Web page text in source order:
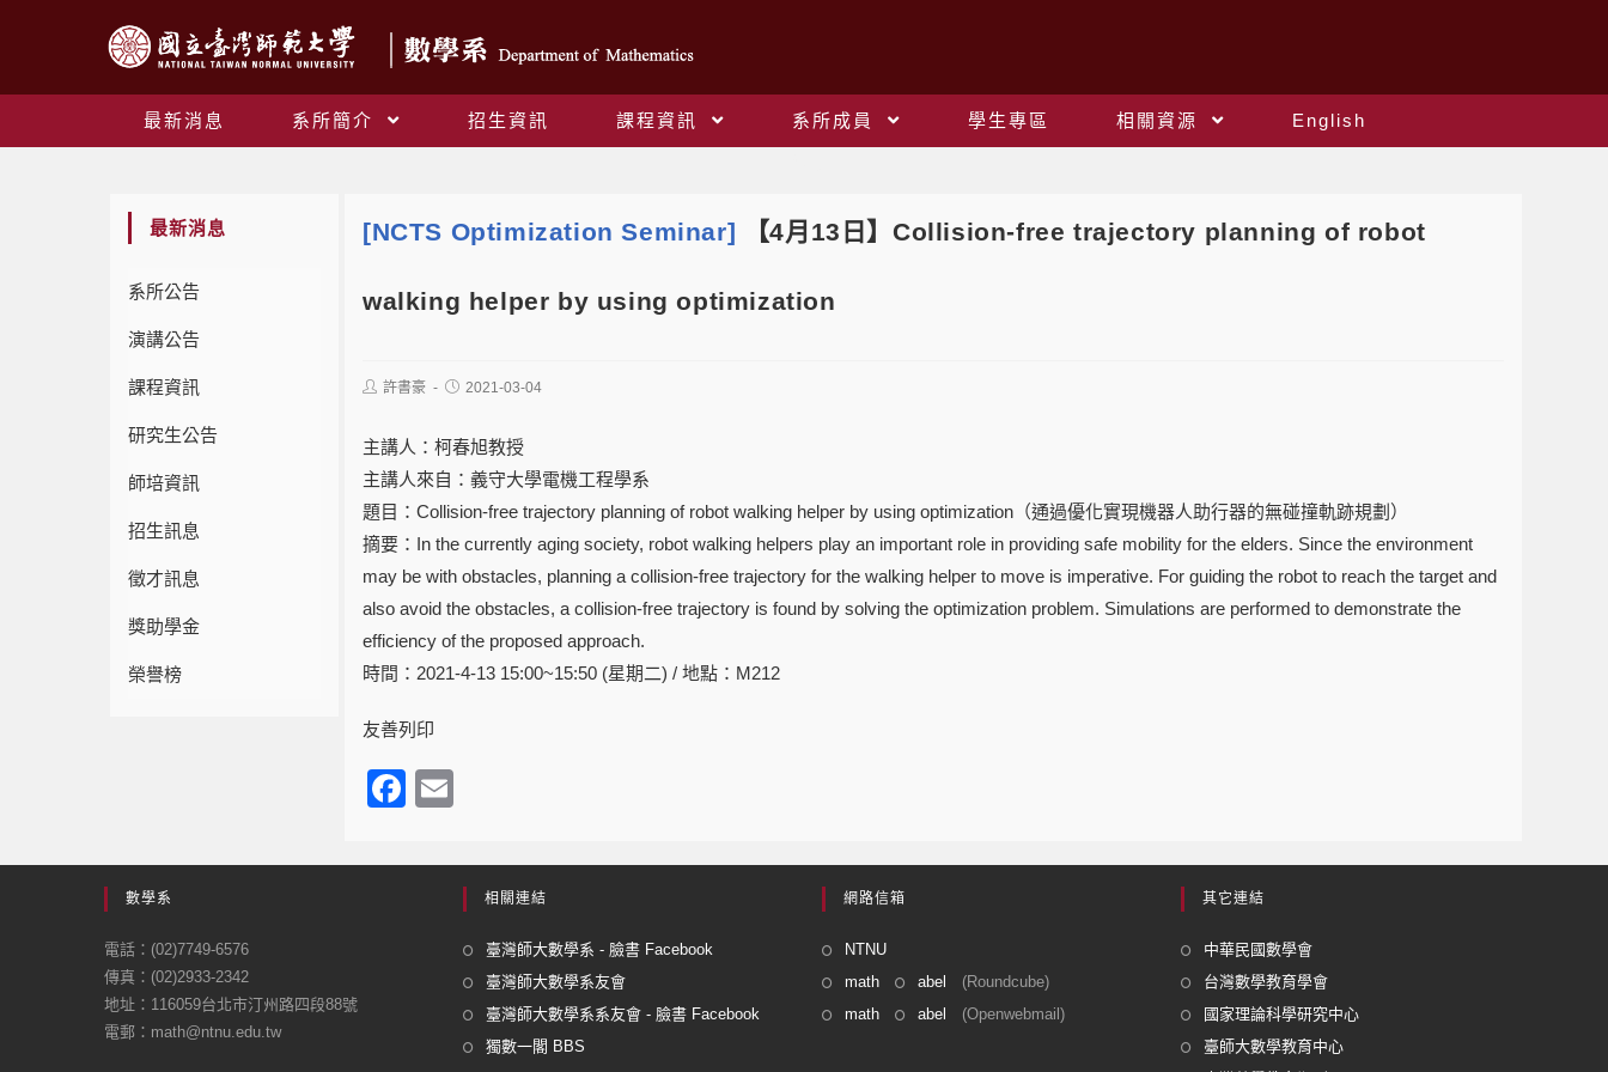
最新消息 系所簡介 招生資訊 課程資訊 系所成員 學生專區 相關資源
English
最新消息
系所公告
演講公告
課程資訊
研究生公告
師培資訊
招生訊息
徵才訊息
獎助學金
榮譽榜
[NCTS Optimization Seminar] 【4月13日】Collision-free trajectory planning of robot
walking helper by using optimization
許書豪 2021-03-04
主講人：柯春旭教授
主講人來自：義守大學電機工程學系
題目：Collision-free trajectory planning of robot walking helper by using optimization（通過優化實現機器人助行器的無碰撞軌跡規劃）
摘要：In the currently aging society, robot walking helpers play an important role in providing safe mobility for the elders. Since the environment
may be with obstacles, planning a collision-free trajectory for the walking helper to move is imperative. For guiding the robot to reach the target and
also avoid the obstacles, a collision-free trajectory is found by solving the optimization problem. Simulations are performed to demonstrate the
efficiency of the proposed approach.
時間：2021-4-13 15:00~15:50 (星期二) / 地點：M212
友善列印
F
c
ail
數學系
電話：(02)7749-6576
傳真：(02)2933-2342
地址：116059台北市汀州路四段88號
電郵：math@ntnu.edu.tw
相關連結
臺灣師大數學系 - 臉書 Facebook
臺灣師大數學系友會
臺灣師大數學系系友會 - 臉書 Facebook
獨數一閣 BBS
網路信箱
NTNU
math
abel
(Roundcube)
math
abel (Openwebmail)
其它連結
中華民國數學會
台灣數學教育學會
國家理論科學研究中心
臺師大數學教育中心